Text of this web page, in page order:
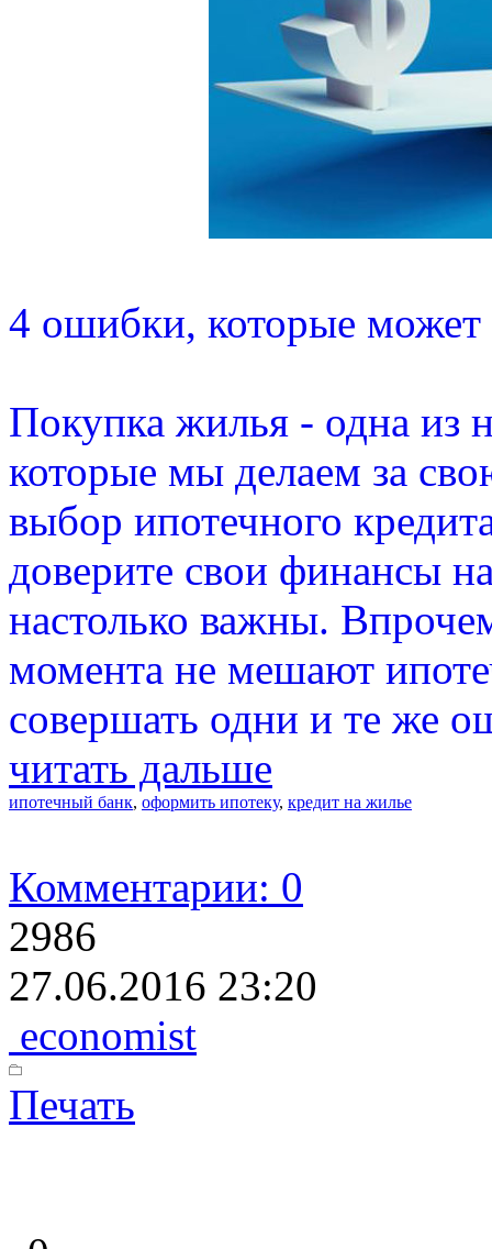
4 ошибки, которые
Покупка жилья - одна из
которые мы делаем за
выбор ипотечного
доверите свои финансы
настолько важны.
момента не мешают
совершать одни и те же
читать дальше
ипотечный банк, оформить ипотеку, кредит на жилье
Комментарии: 0
2986
27.06.2016 23:20
economist
Печать